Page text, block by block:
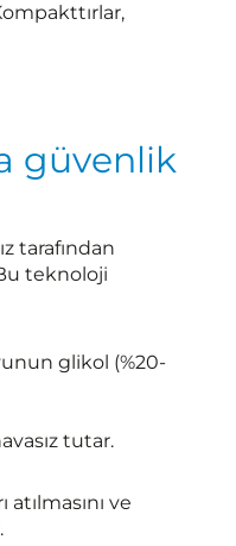
güvenlik
tarafından
teknoloji
glikol (%20-
tutar.
ve